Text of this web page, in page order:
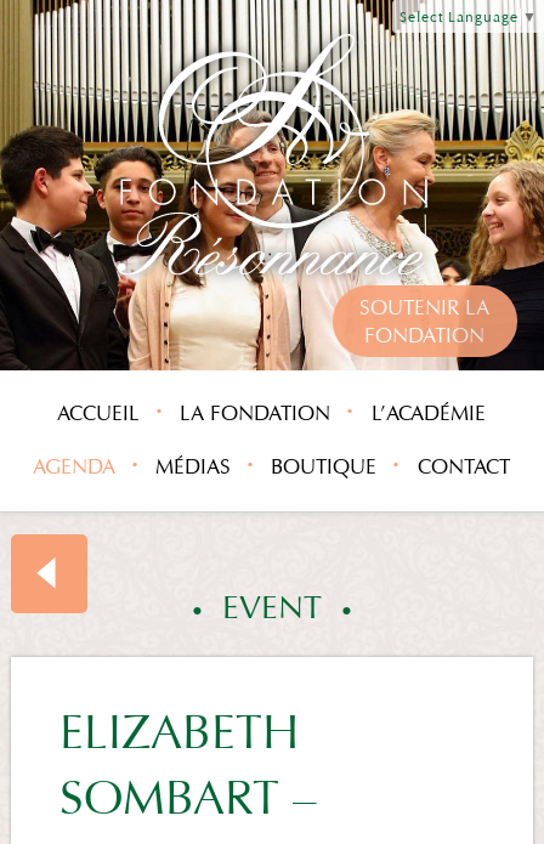
Select Language ▼
SOUTENIR LA
FONDATION
ACCUEIL LA FONDATION L’ACADÉMIE
AGENDA MÉDIAS BOUTIQUE CONTACT
EVENT
EVENTS
SUMMARY
ELIZABETH
SOMBART –